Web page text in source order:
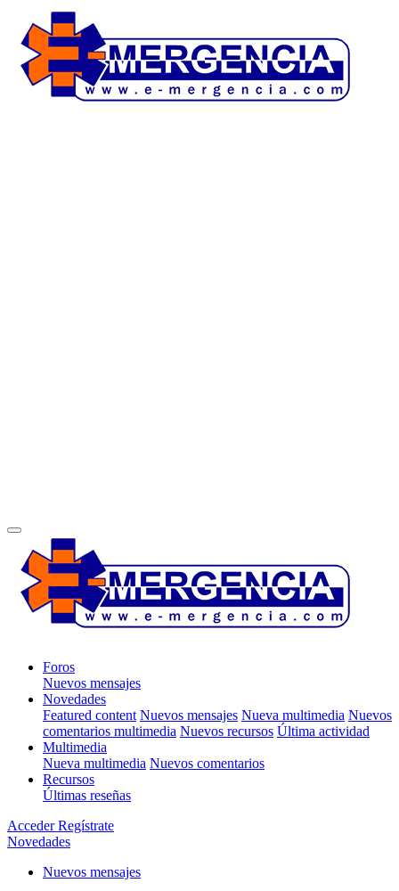
Foros
Nuevos mensajes
Novedades
Featured content Nuevos mensajes Nueva multimedia Nuevos
comentarios multimedia Nuevos recursos Última actividad
Multimedia
Nueva multimedia Nuevos comentarios
Recursos
Últimas reseñas
Acceder Regístrate
Novedades
Nuevos mensajes